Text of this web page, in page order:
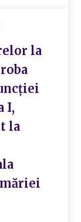
la
I,
la